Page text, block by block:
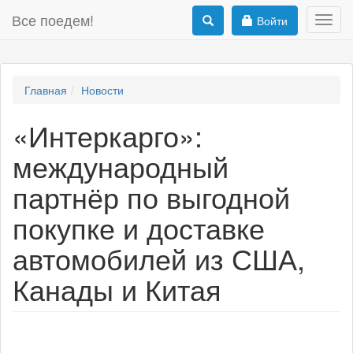
Все поедем! Войти
Главная Новости
«Интеркарго»:
международный
партнёр по выгодной
покупке и доставке
автомобилей из США,
Канады и Китая